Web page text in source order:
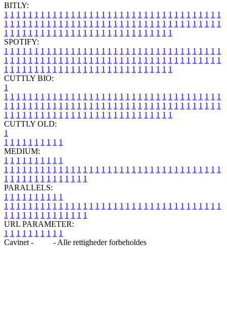
BITLY:
1 1 1 1 1 1 1 1 1 1 1 1 1 1 1 1 1 1 1 1 1 1 1 1 1 1 1 1 1 1 1 1 1 1 1 1
1 1 1 1 1 1 1 1 1 1 1 1 1 1 1 1 1 1 1 1 1 1 1 1 1 1 1 1 1 1 1 1 1 1 1 1
1 1 1 1 1 1 1 1 1 1 1 1 1 1 1 1 1 1 1 1 1 1 1 1 1 1 1 1
SPOTIFY:
1 1 1 1 1 1 1 1 1 1 1 1 1 1 1 1 1 1 1 1 1 1 1 1 1 1 1 1 1 1 1 1 1 1 1 1
1 1 1 1 1 1 1 1 1 1 1 1 1 1 1 1 1 1 1 1 1 1 1 1 1 1 1 1 1 1 1 1 1 1 1 1
1 1 1 1 1 1 1 1 1 1 1 1 1 1 1 1 1 1 1 1 1 1 1 1 1 1 1 1
CUTTLY BIO:
1
1 1 1 1 1 1 1 1 1 1 1 1 1 1 1 1 1 1 1 1 1 1 1 1 1 1 1 1 1 1 1 1 1 1 1 1
1 1 1 1 1 1 1 1 1 1 1 1 1 1 1 1 1 1 1 1 1 1 1 1 1 1 1 1 1 1 1 1 1 1 1 1
1 1 1 1 1 1 1 1 1 1 1 1 1 1 1 1 1 1 1 1 1 1 1 1 1 1 1 1
CUTTLY OLD:
1
1 1 1 1 1 1 1 1 1 1
MEDIUM:
1 1 1 1 1 1 1 1 1 1
1 1 1 1 1 1 1 1 1 1 1 1 1 1 1 1 1 1 1 1 1 1 1 1 1 1 1 1 1 1 1 1 1 1 1 1
1 1 1 1 1 1 1 1 1 1 1 1 1 1
PARALLELS:
1 1 1 1 1 1 1 1 1 1
1 1 1 1 1 1 1 1 1 1 1 1 1 1 1 1 1 1 1 1 1 1 1 1 1 1 1 1 1 1 1 1 1 1 1 1
1 1 1 1 1 1 1 1 1 1 1 1 1 1
URL PARAMETER:
1 1 1 1 1 1 1 1 1 1
Cavinet -
- Alle rettigheder forbeholdes